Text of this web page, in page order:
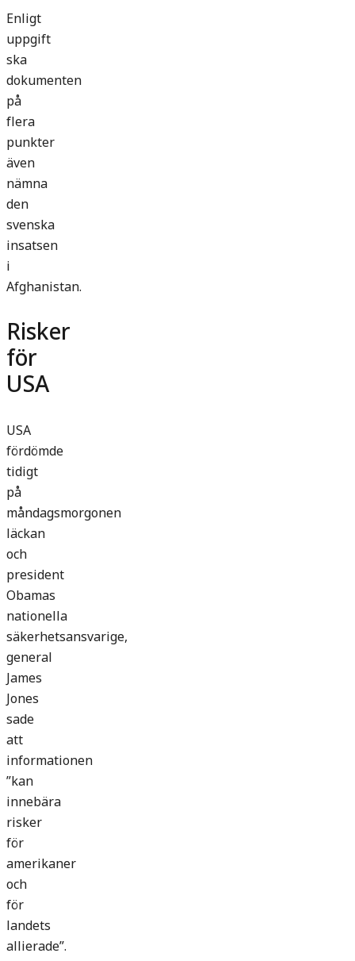
Enligt
uppgift
ska
dokumenten
på
flera
punkter
även
nämna
den
svenska
insatsen
i
Afghanistan.
Risker
för
USA
USA
fördömde
tidigt
på
måndagsmorgonen
läckan
och
president
Obamas
nationella
säkerhetsansvarige,
general
James
Jones
sade
att
informationen
”kan
innebära
risker
för
amerikaner
och
för
landets
allierade”.